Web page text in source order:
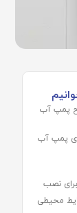
پمپ آب
پمپ آب
برای نصب
محیطی